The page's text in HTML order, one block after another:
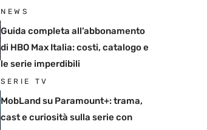
NEWS
Guida completa all’abbonamento
di HBO Max Italia: costi, catalogo e
le serie imperdibili
SERIE TV
MobLand su Paramount+: trama,
cast e curiosità sulla serie con